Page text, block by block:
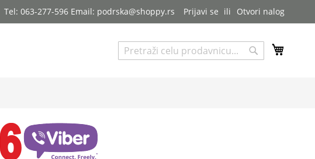
Tel: 063-277-596 Email: podrska@shoppy.rs Prijavi se Otvori nalog
Pretraga